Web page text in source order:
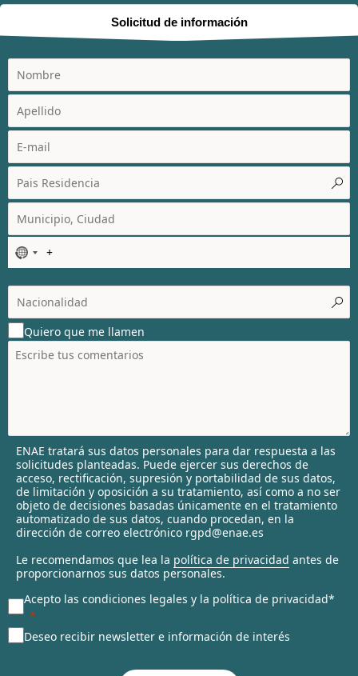
Solicitud de información
N
o
c
o
u
n
t
l
e
c
t
e
d
Quiero que me llamen
ENAE tratará sus datos personales para dar respuesta a las
solicitudes planteadas. Puede ejercer sus derechos de
acceso, rectificación, supresión y portabilidad de sus datos,
de limitación y oposición a su tratamiento, así como a no ser
objeto de decisiones basadas únicamente en el tratamiento
automatizado de sus datos, cuando procedan, en la
dirección de correo electrónico rgpd@enae.es
Le recomendamos que lea la política de privacidad antes de
proporcionarnos sus datos personales.
Acepto las condiciones legales y la política de privacidad*
Deseo recibir newsletter e información de interés